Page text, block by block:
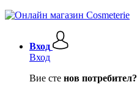
Вход
Вход
Вие сте нов потребител?